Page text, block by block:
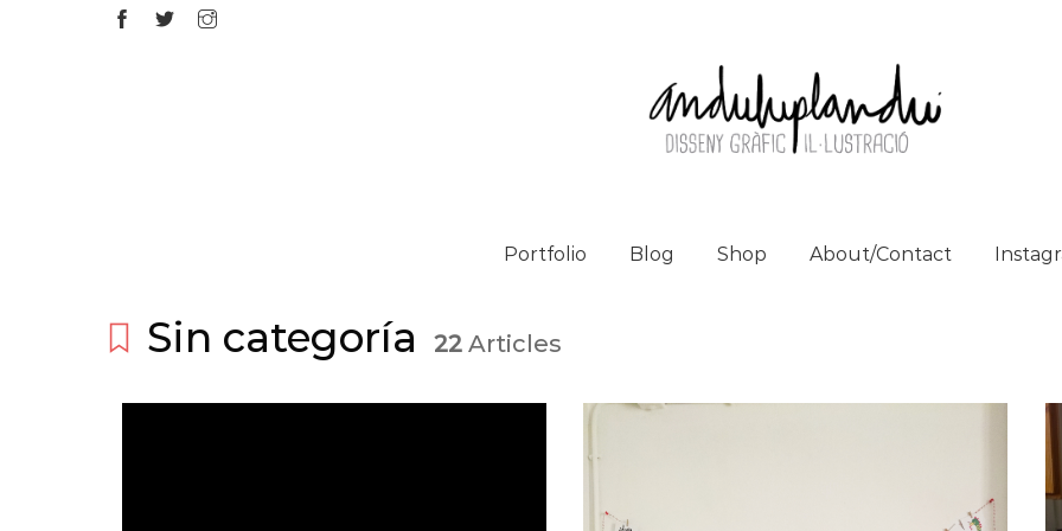
Portfolio Blog Shop About/Contact
Sin categoría 22 Articles